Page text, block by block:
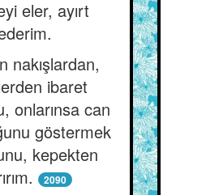
eler, ayırt
nakışlardan,
ibaret
onlarınsa can
göstermek
kepekten
2090